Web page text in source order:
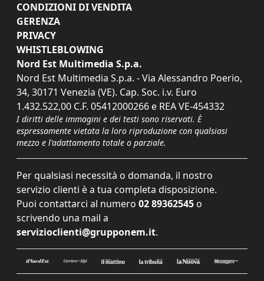
CONDIZIONI DI VENDITA
GERENZA
PRIVACY
WHISTLEBLOWING
Nord Est Multimedia S.p.a.
Nord Est Multimedia S.p.a. - Via Alessandro Poerio,
34, 30171 Venezia (VE). Cap. Soc. i.v. Euro
1.432.522,00 C.F. 05412000266 e REA VE-454332
I diritti delle immagini e dei testi sono riservati. È
espressamente vietata la loro riproduzione con qualsiasi
mezzo e l'adattamento totale o parziale.
Per qualsiasi necessità o domanda, il nostro
servizio clienti è a tua completa disposizione.
Puoi contattarci al numero 02 89362545 o
scrivendo una mail a
servizioclienti@grupponem.it.